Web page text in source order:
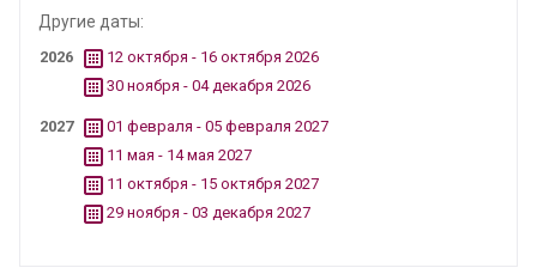
Другие даты:
2026
12 октября - 16 октября 2026
30 ноября - 04 декабря 2026
2027
01 февраля - 05 февраля 2027
11 мая - 14 мая 2027
11 октября - 15 октября 2027
29 ноября - 03 декабря 2027